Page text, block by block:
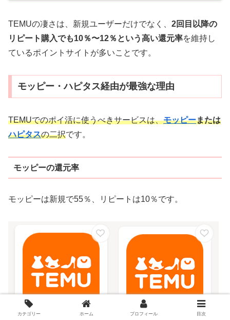
TEMUの凄さは、新規ユーザーだけでなく、 2回目以降の
リピート購入でも10％〜12％という高い還元率を維持し
ているポイントサイトが多いことです。
モッピー・ハピタス経由が最強な理由
TEMUでのポイ活に使うべきサービスは、モッピーまたは
ハピタスの二択です。
モッピーの還元率
モッピーは新規で55％、リピートは10％です。
カテゴリー ホーム プロフィール 目次